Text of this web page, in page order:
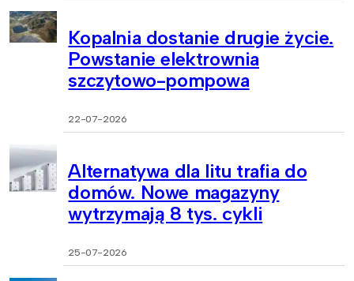
Kopalnia dostanie drugie życie.
Powstanie elektrownia
szczytowo-pompowa
22-07-2026
Alternatywa dla litu trafia do
domów. Nowe magazyny
wytrzymają 8 tys. cykli
25-07-2026